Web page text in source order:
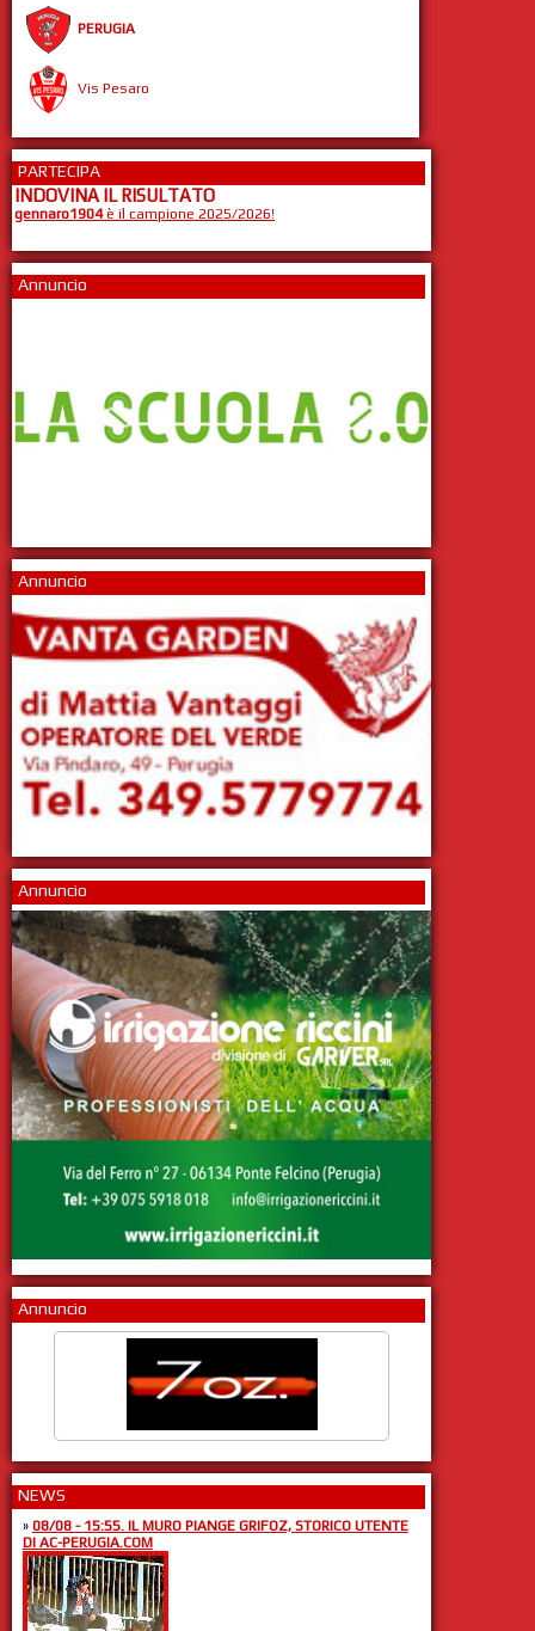
PERUGIA
Vis Pesaro
PARTECIPA
INDOVINA IL RISULTATO
gennaro1904è il campione 2025/2026!
Annuncio
Annuncio
Annuncio
Annuncio
NEWS
» 08/08 - 15:55. IL MURO PIANGE GRIFOZ, STORICO UTENTE
DI AC-PERUGIA.COM